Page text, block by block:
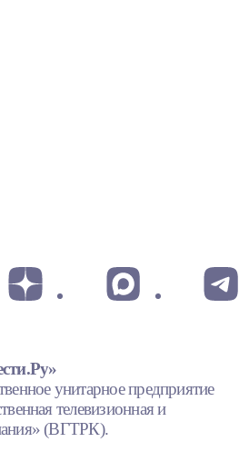
унитарное предприятие
телевизионная и
(ВГТРК).